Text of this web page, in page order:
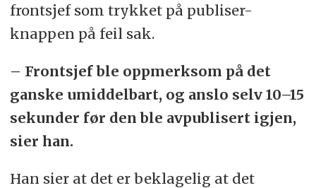
frontsjef som trykket på publiser-
knappen på feil sak.
– Frontsjef ble oppmerksom på det
ganske umiddelbart, og anslo selv 10–15
sekunder før den ble avpublisert igjen,
sier han.
Han sier at det er beklagelig at det